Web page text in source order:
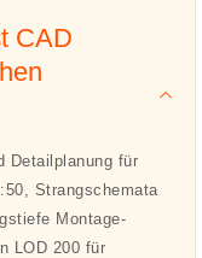
CAD
Detailplanung für
Strangschemata
Montage-
LOD 200 für